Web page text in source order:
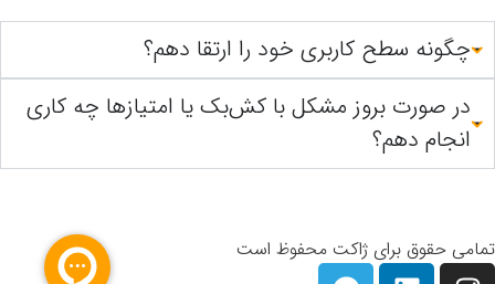
چگونه سطح کاربری خود را ارتقا دهم؟
در صورت بروز مشکل با کش‌بک یا امتیازها چه کاری
انجام دهم؟
تمامی حقوق برای ژاکت محفوظ است